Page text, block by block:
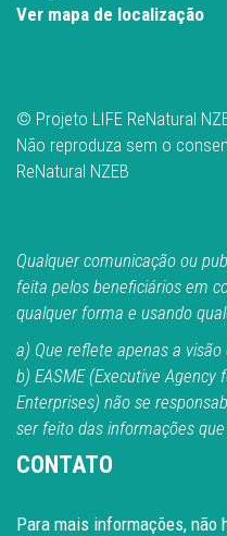
Ver mapa de localização
© Projeto LIFE ReNatural
Não reproduza sem o
ReNatural NZEB
Qualquer comunicação ou
feita pelos beneficiários em
qualquer forma e usando
a) Que reflete apenas a visão
b) EASME (Executive
Enterprises) não se
ser feito das informações que
CONTATO
Para mais informações, não